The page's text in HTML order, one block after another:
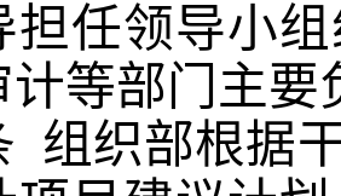
担任领导小
计等部门主要
组织部根据